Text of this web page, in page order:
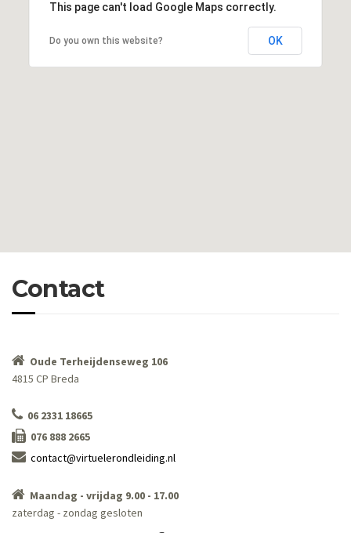
This page can't load Google Maps correctly.
Do you own this website? OK
Contact
Oude Terheijdenseweg 106
4815 CP Breda
06 2331 18665
076 888 2665
contact@virtuelerondleiding.nl
Maandag - vrijdag 9.00 - 17.00
zaterdag - zondag gesloten